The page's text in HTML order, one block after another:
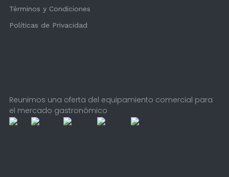
Reunimos una oferta del equipamiento comercial para
el mercado gastronómico
Términos y Condiciones
Políticas de Privacidad